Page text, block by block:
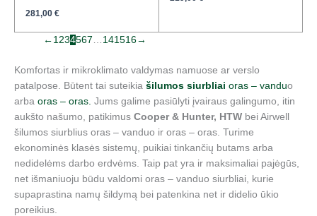
281,00 €
← 1234567 … 141516→
Komfortas ir mikroklimato valdymas namuose ar verslo
patalpose. Būtent tai suteikia šilumos siurbliai oras – vanduo
arba oras – oras. Jums galime pasiūlyti įvairaus galingumo, itin
aukšto našumo, patikimus Cooper & Hunter, HTW bei Airwell
šilumos siurblius oras – vanduo ir oras – oras. Turime
ekonominės klasės sistemų, puikiai tinkančių butams arba
nedidelėms darbo erdvėms. Taip pat yra ir maksimaliai pajėgūs,
net išmaniuoju būdu valdomi oras – vanduo siurbliai, kurie
supaprastina namų šildymą bei patenkina net ir didelio ūkio
poreikius.